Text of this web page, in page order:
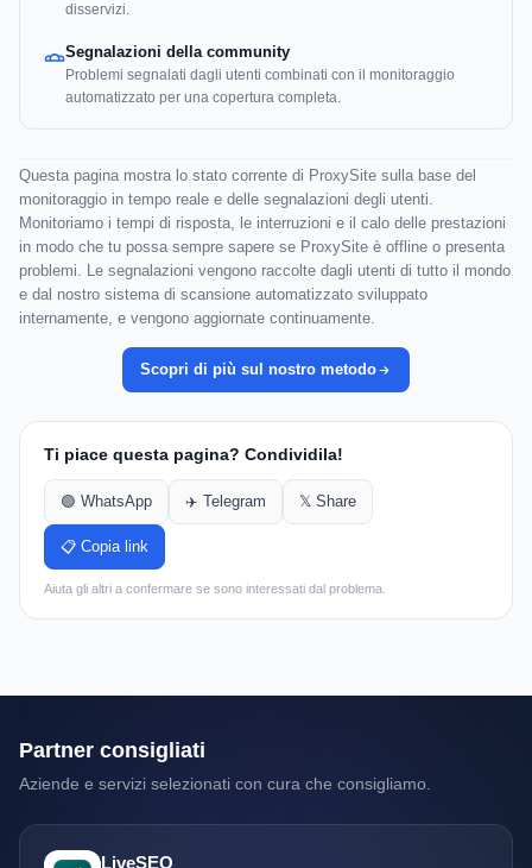
disservizi.
Segnalazioni della community
Problemi segnalati dagli utenti combinati con il monitoraggio
automatizzato per una copertura completa.
Questa pagina mostra lo stato corrente di ProxySite sulla base del
monitoraggio in tempo reale e delle segnalazioni degli utenti.
Monitoriamo i tempi di risposta, le interruzioni e il calo delle prestazioni
in modo che tu possa sempre sapere se ProxySite è offline o presenta
problemi. Le segnalazioni vengono raccolte dagli utenti di tutto il mondo
e dal nostro sistema di scansione automatizzato sviluppato
internamente, e vengono aggiornate continuamente.
Scopri di più sul nostro metodo
Ti piace questa pagina? Condividila!
🟢 WhatsApp ✈️ Telegram 𝕏 Share
📋 Copia link
Aiuta gli altri a confermare se sono interessati dal problema.
Partner consigliati
Aziende e servizi selezionati con cura che consigliamo.
LiveSEO